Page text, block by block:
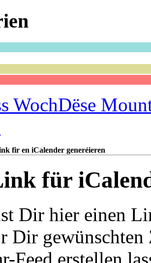
WochDëse
fir en iCalender generéieren
für
Dir hier einen
Dir gewünschten